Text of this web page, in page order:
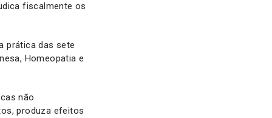
fiscalmente os
prática das sete
Homeopatia e
não
produza efeitos